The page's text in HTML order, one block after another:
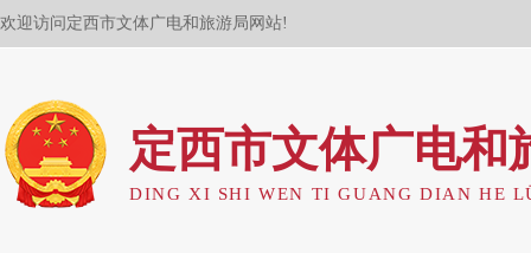
欢迎访问定西市文体广电和旅游局网站!
定西市文体广电和
DING XI SHI WEN TI GUANG DIAN HE